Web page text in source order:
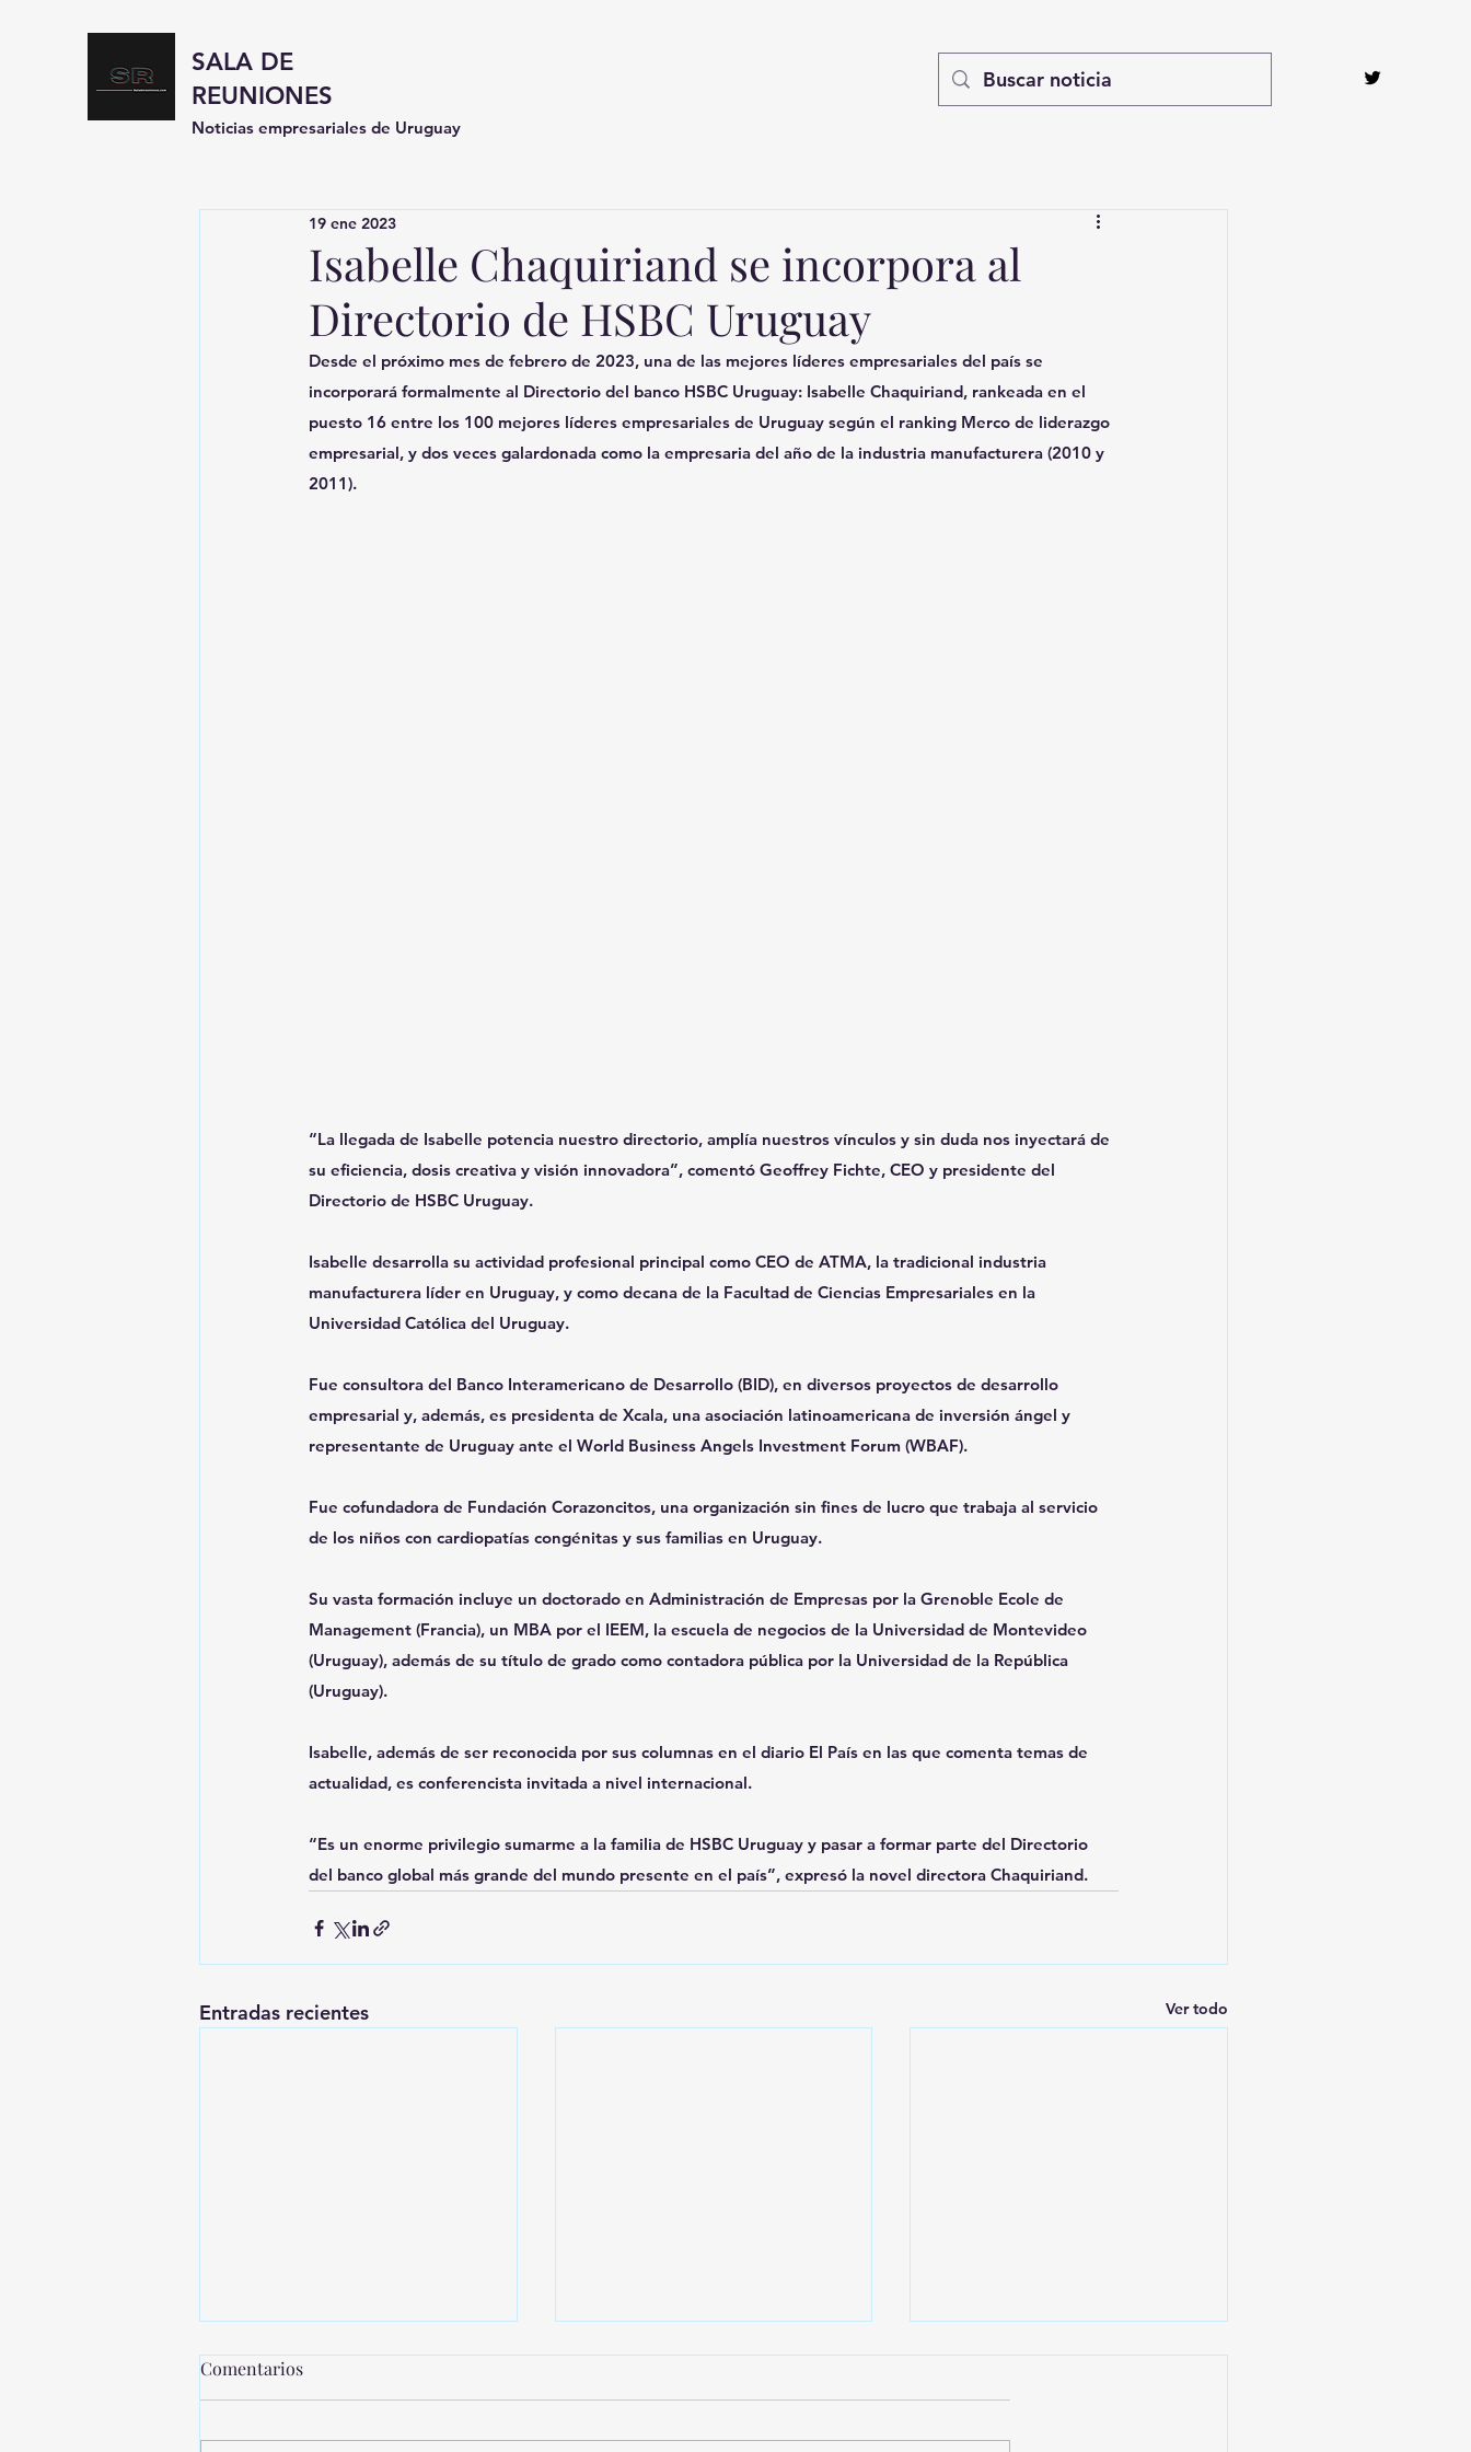
SALA DE
REUNIONES
Noticias empresariales de Uruguay
Isabelle Chaquiriand se incorpora al
Directorio de HSBC Uruguay
19 ene 2023
Desde el próximo mes de febrero de 2023, una de las mejores líderes empresariales del país se
incorporará formalmente al Directorio del banco HSBC Uruguay: Isabelle Chaquiriand, rankeada en el
puesto 16 entre los 100 mejores líderes empresariales de Uruguay según el ranking Merco de liderazgo
empresarial, y dos veces galardonada como la empresaria del año de la industria manufacturera (2010 y
2011).
“La llegada de Isabelle potencia nuestro directorio, amplía nuestros vínculos y sin duda nos inyectará de
su eficiencia, dosis creativa y visión innovadora”, comentó Geoffrey Fichte, CEO y presidente del
Directorio de HSBC Uruguay.
Isabelle desarrolla su actividad profesional principal como CEO de ATMA, la tradicional industria
manufacturera líder en Uruguay, y como decana de la Facultad de Ciencias Empresariales en la
Universidad Católica del Uruguay.
Fue consultora del Banco Interamericano de Desarrollo (BID), en diversos proyectos de desarrollo
empresarial y, además, es presidenta de Xcala, una asociación latinoamericana de inversión ángel y
representante de Uruguay ante el World Business Angels Investment Forum (WBAF).
Fue cofundadora de Fundación Corazoncitos, una organización sin fines de lucro que trabaja al servicio
de los niños con cardiopatías congénitas y sus familias en Uruguay.
Su vasta formación incluye un doctorado en Administración de Empresas por la Grenoble Ecole de
Management (Francia), un MBA por el IEEM, la escuela de negocios de la Universidad de Montevideo
(Uruguay), además de su título de grado como contadora pública por la Universidad de la República
(Uruguay).
Isabelle, además de ser reconocida por sus columnas en el diario El País en las que comenta temas de
actualidad, es conferencista invitada a nivel internacional.
“Es un enorme privilegio sumarme a la familia de HSBC Uruguay y pasar a formar parte del Directorio
del banco global más grande del mundo presente en el país”, expresó la novel directora Chaquiriand.
Entradas recientes Ver todo
Comentarios